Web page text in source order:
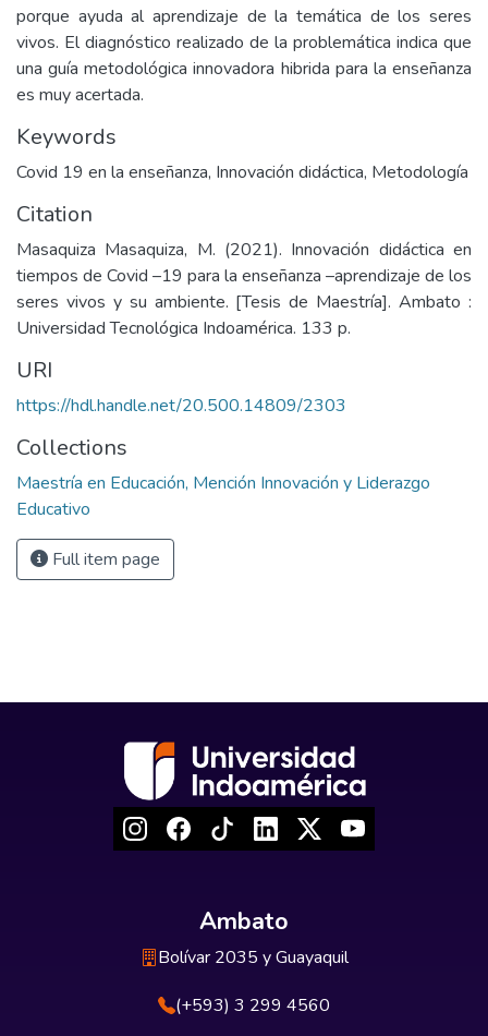
porque ayuda al aprendizaje de la temática de los seres
vivos. El diagnóstico realizado de la problemática indica que
una guía metodológica innovadora hibrida para la enseñanza
es muy acertada.
Keywords
Covid 19 en la enseñanza, Innovación didáctica, Metodología
Citation
Masaquiza Masaquiza, M. (2021). Innovación didáctica en
tiempos de Covid –19 para la enseñanza –aprendizaje de los
seres vivos y su ambiente. [Tesis de Maestría]. Ambato :
Universidad Tecnológica Indoamérica. 133 p.
URI
https://hdl.handle.net/20.500.14809/2303
Collections
Maestría en Educación, Mención Innovación y Liderazgo
Educativo
Full item page
Ambato
Bolívar 2035 y Guayaquil
(+593) 3 299 4560